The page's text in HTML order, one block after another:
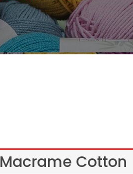
Macrame Cotton